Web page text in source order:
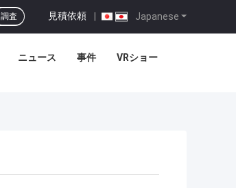
Japanese
見積依頼 |
調査
ニュース 事件 VRショー